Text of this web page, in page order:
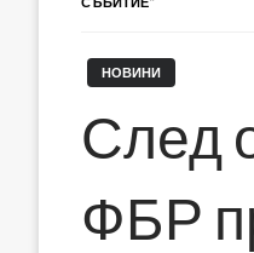
НОВИНИ
След
ФБР